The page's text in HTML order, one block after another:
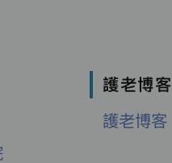
護老博客
護老博客